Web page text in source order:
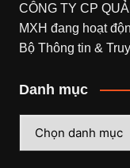
CÔNG TY CP
MXH đang hoạt
Bộ Thông tin &
Danh mục
mục